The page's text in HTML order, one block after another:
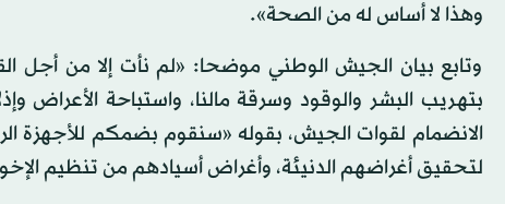
وهذا لا أساس له من الصحة».
وتابع بيان الجيش الوطني موضحا: «لم نأت إلا من أجل
بتهريب البشر والوقود وسرقة مالنا، واستباحة الأعراض
الانضمام لقوات الجيش، بقوله «سنقوم بضمكم للأجهزة
لتحقيق أغراضهم الدنيئة، وأغراض أسيادهم من تنظيم